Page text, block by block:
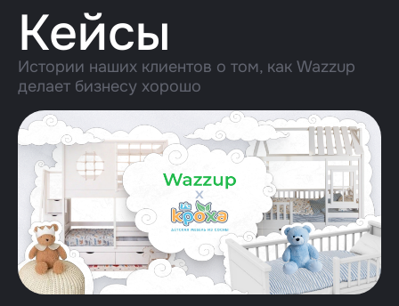
Кейсы
Истории наших клиентов о том, как Wazzup
делает бизнесу хорошо